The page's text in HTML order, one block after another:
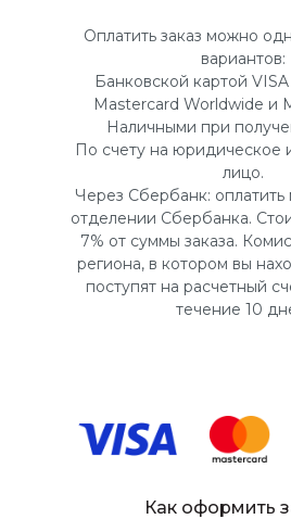
Оплатить заказ можно
вариантов:
Банковской картой
Mastercard Worldwide и
Наличными при
По счету на юридическое
лицо.
Через Сбербанк:
отделении Сбербанка.
7% от суммы заказа.
региона, в котором вы
поступят на расчетный
течение 10
Как оформить